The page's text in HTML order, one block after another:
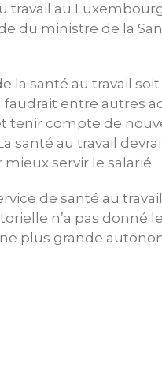
travail au
du ministre de la
la santé au travail
entre autres
tenir compte de
santé au travail
servir le salarié.
de santé au
n’a pas donné
plus grande